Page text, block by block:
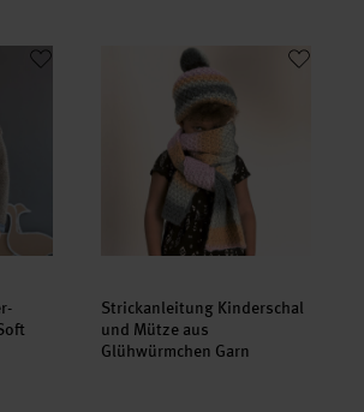
Perlmusterschal aus Soft Merino
Strickanleitung Kinderschal
Strickanleitung Kinderschal
und Mütze aus
Glühwürmchen Garn